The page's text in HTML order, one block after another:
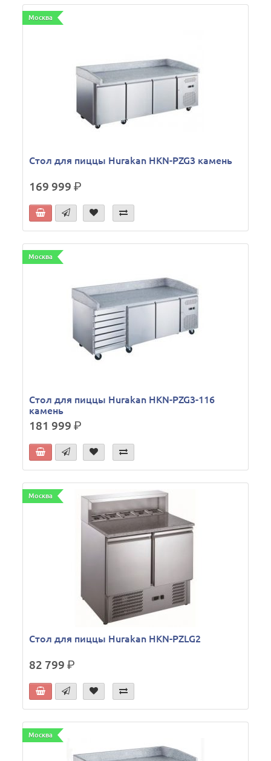
Москва
Стол для пиццы Hurakan HKN-PZG3 камень
169 999р.
Москва
Стол для пиццы Hurakan HKN-PZG3-116
камень
181 999р.
Москва
Стол для пиццы Hurakan HKN-PZLG2
82 799р.
Москва